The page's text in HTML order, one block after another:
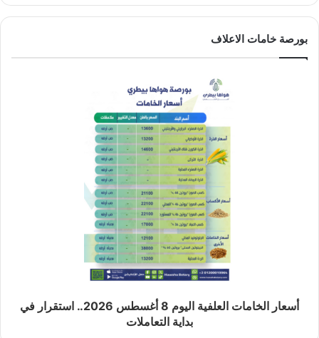
بورصة خامات الاعلاف
أسعار الخامات العلفية اليوم 8 أغسطس 2026.. استقرار في
بداية التعاملات